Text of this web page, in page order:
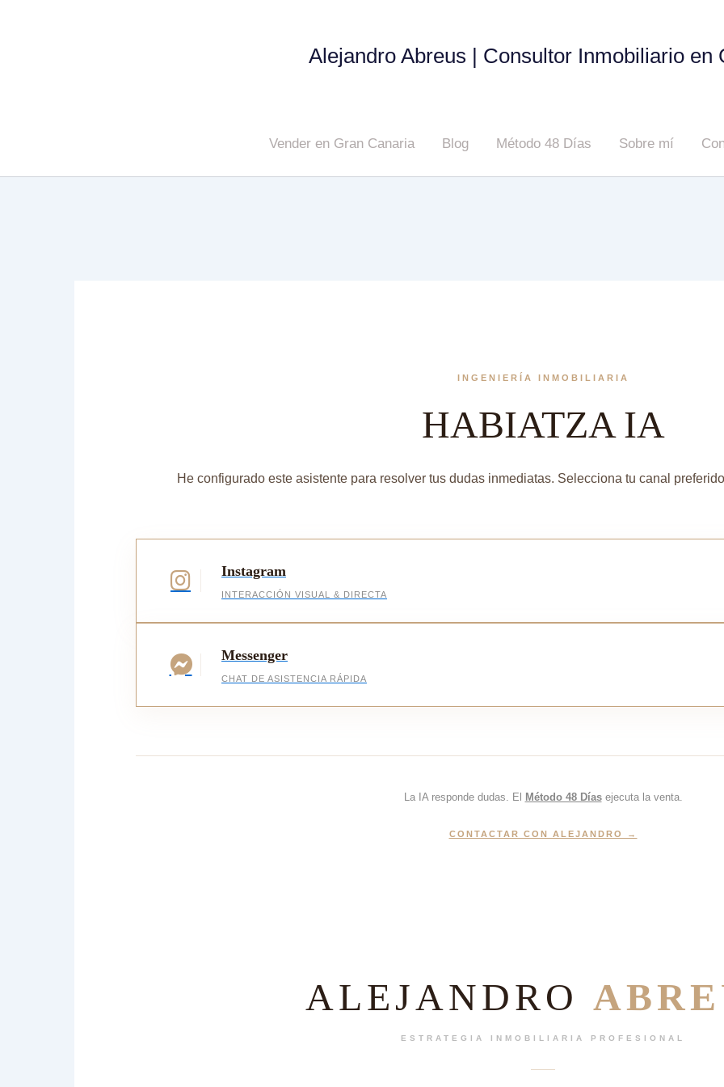
Alejandro Abreus | Consultor Inmobiliario en
Vender en Gran Canaria Blog Método 48 Días Sobre mí
INGENIERÍA INMOBILIARIA
HABIATZA IA
He configurado este asistente para resolver tus dudas inmediatas. Selecciona tu canal
Instagram
INTERACCIÓN VISUAL & DIRECTA
Messenger
CHAT DE ASISTENCIA RÁPIDA
La IA responde dudas. El Método 48 Díasejecuta la venta.
CONTACTAR CON ALEJANDRO →
ALEJANDRO
ESTRATEGIA INMOBILIARIA PROFESIONAL